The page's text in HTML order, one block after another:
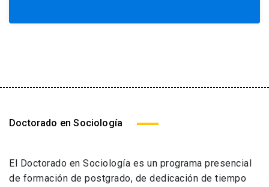
Doctorado en Sociología
El Doctorado en Sociología es un programa presencial
de formación de postgrado, de dedicación de tiempo